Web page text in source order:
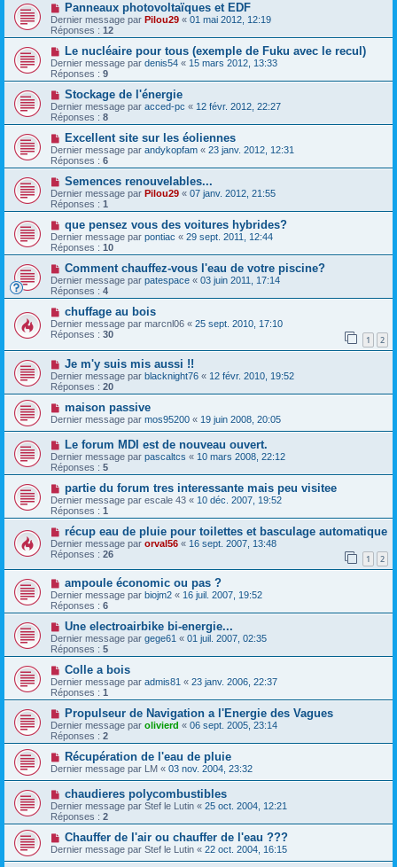
Panneaux photovoltaïques et EDF
Dernier message par Pilou29 « 01 mai 2012, 12:19
Réponses : 12
Le nucléaire pour tous (exemple de Fuku avec le recul)
Dernier message par denis54 « 15 mars 2012, 13:33
Réponses : 9
Stockage de l'énergie
Dernier message par acced-pc « 12 févr. 2012, 22:27
Réponses : 8
Excellent site sur les éoliennes
Dernier message par andykopfam « 23 janv. 2012, 12:31
Réponses : 6
Semences renouvelables...
Dernier message par Pilou29 « 07 janv. 2012, 21:55
Réponses : 1
que pensez vous des voitures hybrides?
Dernier message par pontiac « 29 sept. 2011, 12:44
Réponses : 10
Comment chauffez-vous l'eau de votre piscine?
Dernier message par patespace « 03 juin 2011, 17:14
Réponses : 4
chuffage au bois
Dernier message par marcnl06 « 25 sept. 2010, 17:10
Réponses : 30 1 2
Je m'y suis mis aussi !!
Dernier message par blacknight76 « 12 févr. 2010, 19:52
Réponses : 20
maison passive
Dernier message par mos95200 « 19 juin 2008, 20:05
Le forum MDI est de nouveau ouvert.
Dernier message par pascaltcs « 10 mars 2008, 22:12
Réponses : 5
partie du forum tres interessante mais peu visitee
Dernier message par escale 43 « 10 déc. 2007, 19:52
Réponses : 1
récup eau de pluie pour toilettes et basculage automatique
Dernier message par orval56 « 16 sept. 2007, 13:48
Réponses : 26 1 2
ampoule économic ou pas ?
Dernier message par biojm2 « 16 juil. 2007, 19:52
Réponses : 6
Une electroairbike bi-energie...
Dernier message par gege61 « 01 juil. 2007, 02:35
Réponses : 5
Colle a bois
Dernier message par admis81 « 23 janv. 2006, 22:37
Réponses : 1
Propulseur de Navigation a l'Energie des Vagues
Dernier message par olivierd « 06 sept. 2005, 23:14
Réponses : 2
Récupération de l'eau de pluie
Dernier message par LM « 03 nov. 2004, 23:32
chaudieres polycombustibles
Dernier message par Stef le Lutin « 25 oct. 2004, 12:21
Réponses : 2
Chauffer de l'air ou chauffer de l'eau ???
Dernier message par Stef le Lutin « 22 oct. 2004, 16:15